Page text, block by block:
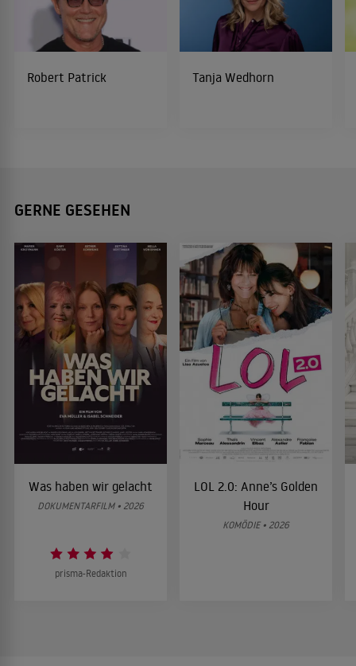
Robert Patrick Tanja Wedhorn
GERNE GESEHEN
Was haben wir gelacht
DOKUMENTARFILM • 2026
prisma-Redaktion
LOL 2.0: Anne’s Golden
Hour
KOMÖDIE • 2026